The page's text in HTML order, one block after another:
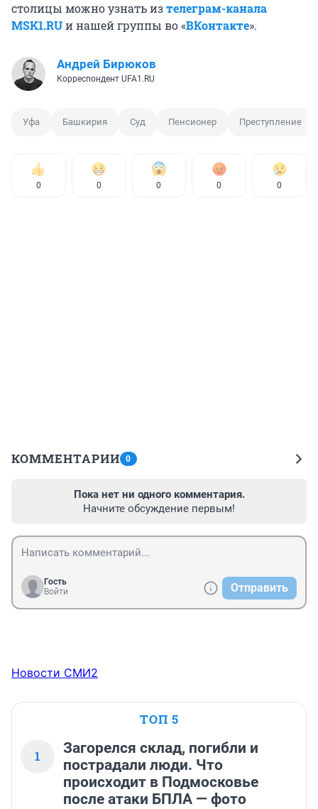
столицы можно узнать изтелеграм-канала
MSK1.RUи нашей группы во «ВКонтакте».
Андрей Бирюков
Корреспондент UFA1.RU
Уфа Башкирия Суд Пенсионер Преступление
0 0 0 0 0
КОММЕНТАРИИ 0
Пока нет ни одного комментария.
Начните обсуждение первым!
Гость
Войти
Отправить
Новости СМИ2
ТОП 5
1
Загорелся склад, погибли и
пострадали люди. Что
происходит в Подмосковье
после атаки БПЛА — фото